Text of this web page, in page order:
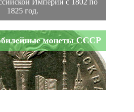
1825 год.
монеты СССР